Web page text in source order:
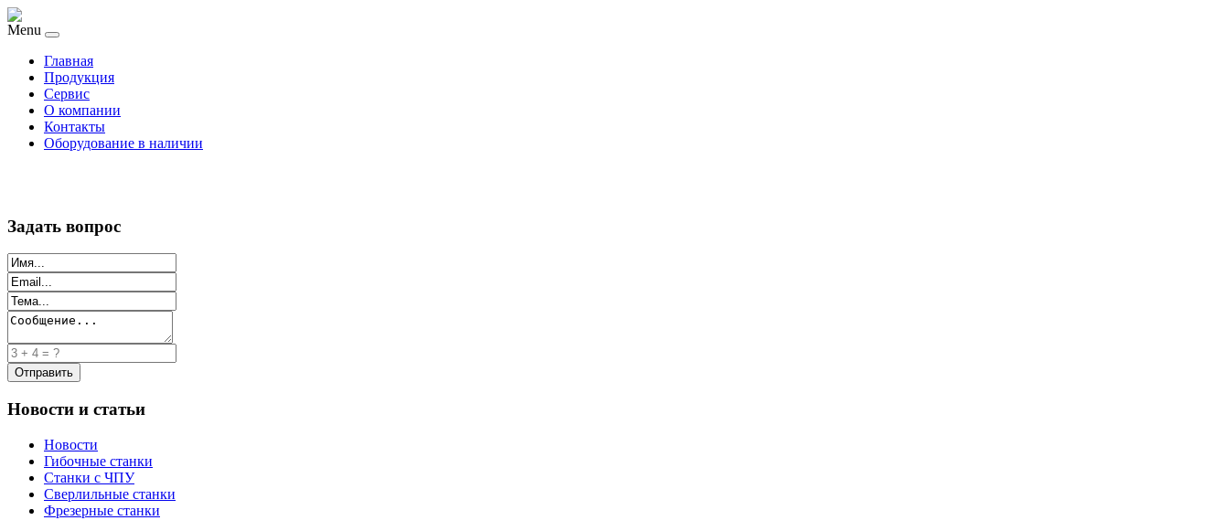
Menu
Главная
Продукция
Сервис
О компании
Контакты
Оборудование в наличии
Задать вопрос
Новости и статьи
Новости
Гибочные станки
Станки с ЧПУ
Сверлильные станки
Фрезерные станки